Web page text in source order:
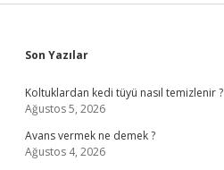
Sidebar
Son Yazılar
Koltuklardan kedi tüyü nasıl temizlenir ?
Ağustos 5, 2026
Avans vermek ne demek ?
Ağustos 4, 2026